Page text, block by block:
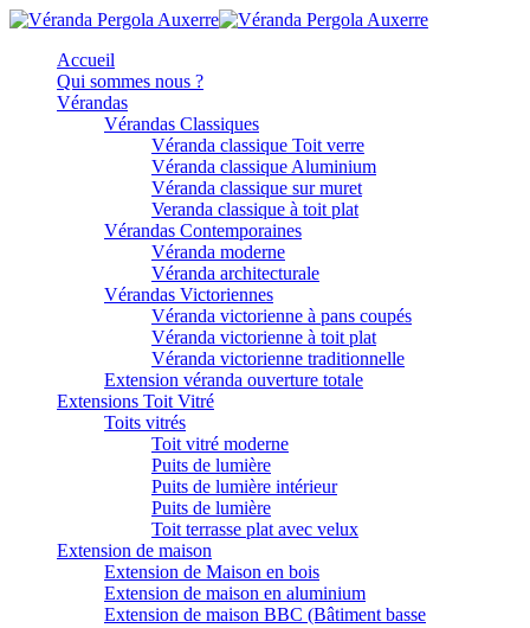
Accueil
Qui sommes nous ?
Vérandas
Vérandas Classiques
Véranda classique Toit verre
Véranda classique Aluminium
Véranda classique sur muret
Veranda classique à toit plat
Vérandas Contemporaines
Véranda moderne
Véranda architecturale
Vérandas Victoriennes
Véranda victorienne à pans coupés
Véranda victorienne à toit plat
Véranda victorienne traditionnelle
Extension véranda ouverture totale
Extensions Toit Vitré
Toits vitrés
Toit vitré moderne
Puits de lumière
Puits de lumière intérieur
Puits de lumière
Toit terrasse plat avec velux
Extension de maison
Extension de Maison en bois
Extension de maison en aluminium
Extension de maison BBC (Bâtiment basse